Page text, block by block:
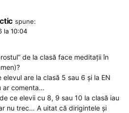
spune:
la 10:04
de la clasă face meditații în
are la clasă 5 sau 6 și la EN
ar comenta…
ce elevii cu 8, 9 sau 10 la clasă iau
nu trec… A uitat că dirigintele și